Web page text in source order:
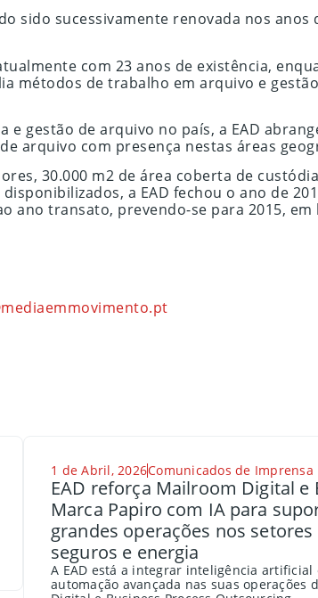
sido sucessivamente renovada nos anos
com 23 anos de existência,
métodos de trabalho em arquivo e
e gestão de arquivo no país, a EAD
arquivo com presença nestas áreas
30.000 m2 de área coberta de
a EAD fechou o ano de
ano transato, prevendo-se para 2015,
1 de Abril, 2026Comunicados de Imprensa
EAD reforça Mailroom Digital e
Marca Papiro com IA para
grandes operações nos setores
seguros e energia
A EAD está a integrar inteligência artificial
automação avançada nas suas operações